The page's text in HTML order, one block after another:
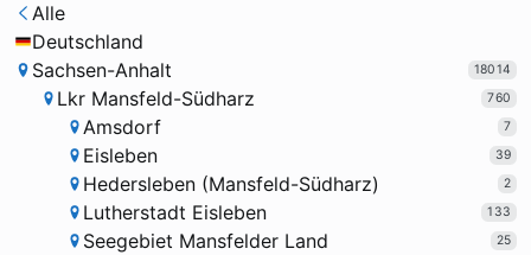
Alle
Deutschland
Sachsen-Anhalt
18014
Lkr Mansfeld-Südharz 760
Amsdorf 7
Eisleben 39
Hedersleben (Mansfeld-Südharz) 2
Lutherstadt Eisleben 133
Seegebiet Mansfelder Land 25